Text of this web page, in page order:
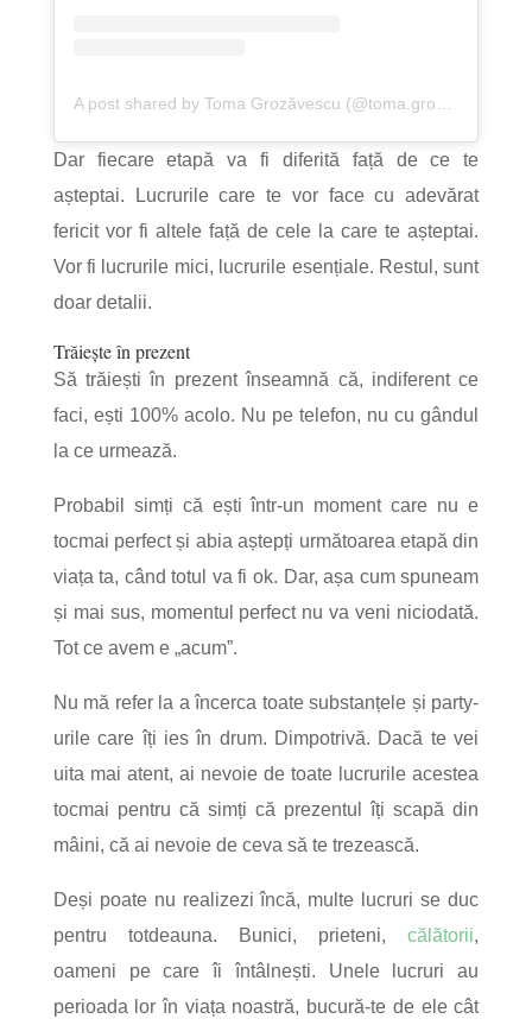
Dar fiecare etapă va fi diferită față de ce te
așteptai. Lucrurile care te vor face cu adevărat
fericit vor fi altele față de cele la care te așteptai.
Vor fi lucrurile mici, lucrurile esențiale. Restul, sunt
doar detalii.
Trăiește în prezent
Să trăiești în prezent înseamnă că, indiferent ce
faci, ești 100% acolo. Nu pe telefon, nu cu gândul
la ce urmează.
Probabil simți că ești într-un moment care nu e
tocmai perfect și abia aștepți următoarea etapă din
viața ta, când totul va fi ok. Dar, așa cum spuneam
și mai sus, momentul perfect nu va veni niciodată.
Tot ce avem e „acum”.
Nu mă refer la a încerca toate substanțele și party-
urile care îți ies în drum. Dimpotrivă. Dacă te vei
uita mai atent, ai nevoie de toate lucrurile acestea
tocmai pentru că simți că prezentul îți scapă din
mâini, că ai nevoie de ceva să te trezească.
Deși poate nu realizezi încă, multe lucruri se duc
pentru totdeauna. Bunici, prieteni,călătorii,
oameni pe care îi întâlnești. Unele lucruri au
perioada lor în viața noastră, bucură-te de ele cât